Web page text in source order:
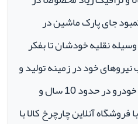
جای پارک ماشین در
وسیله نقلیه خودشان تا بفکر
نیروهای خود در زمینه تولید و
فروش لوازم جانبی و اسپرت خودرو در حدود 10 سال و
آنلاین چارچرخ کالا با